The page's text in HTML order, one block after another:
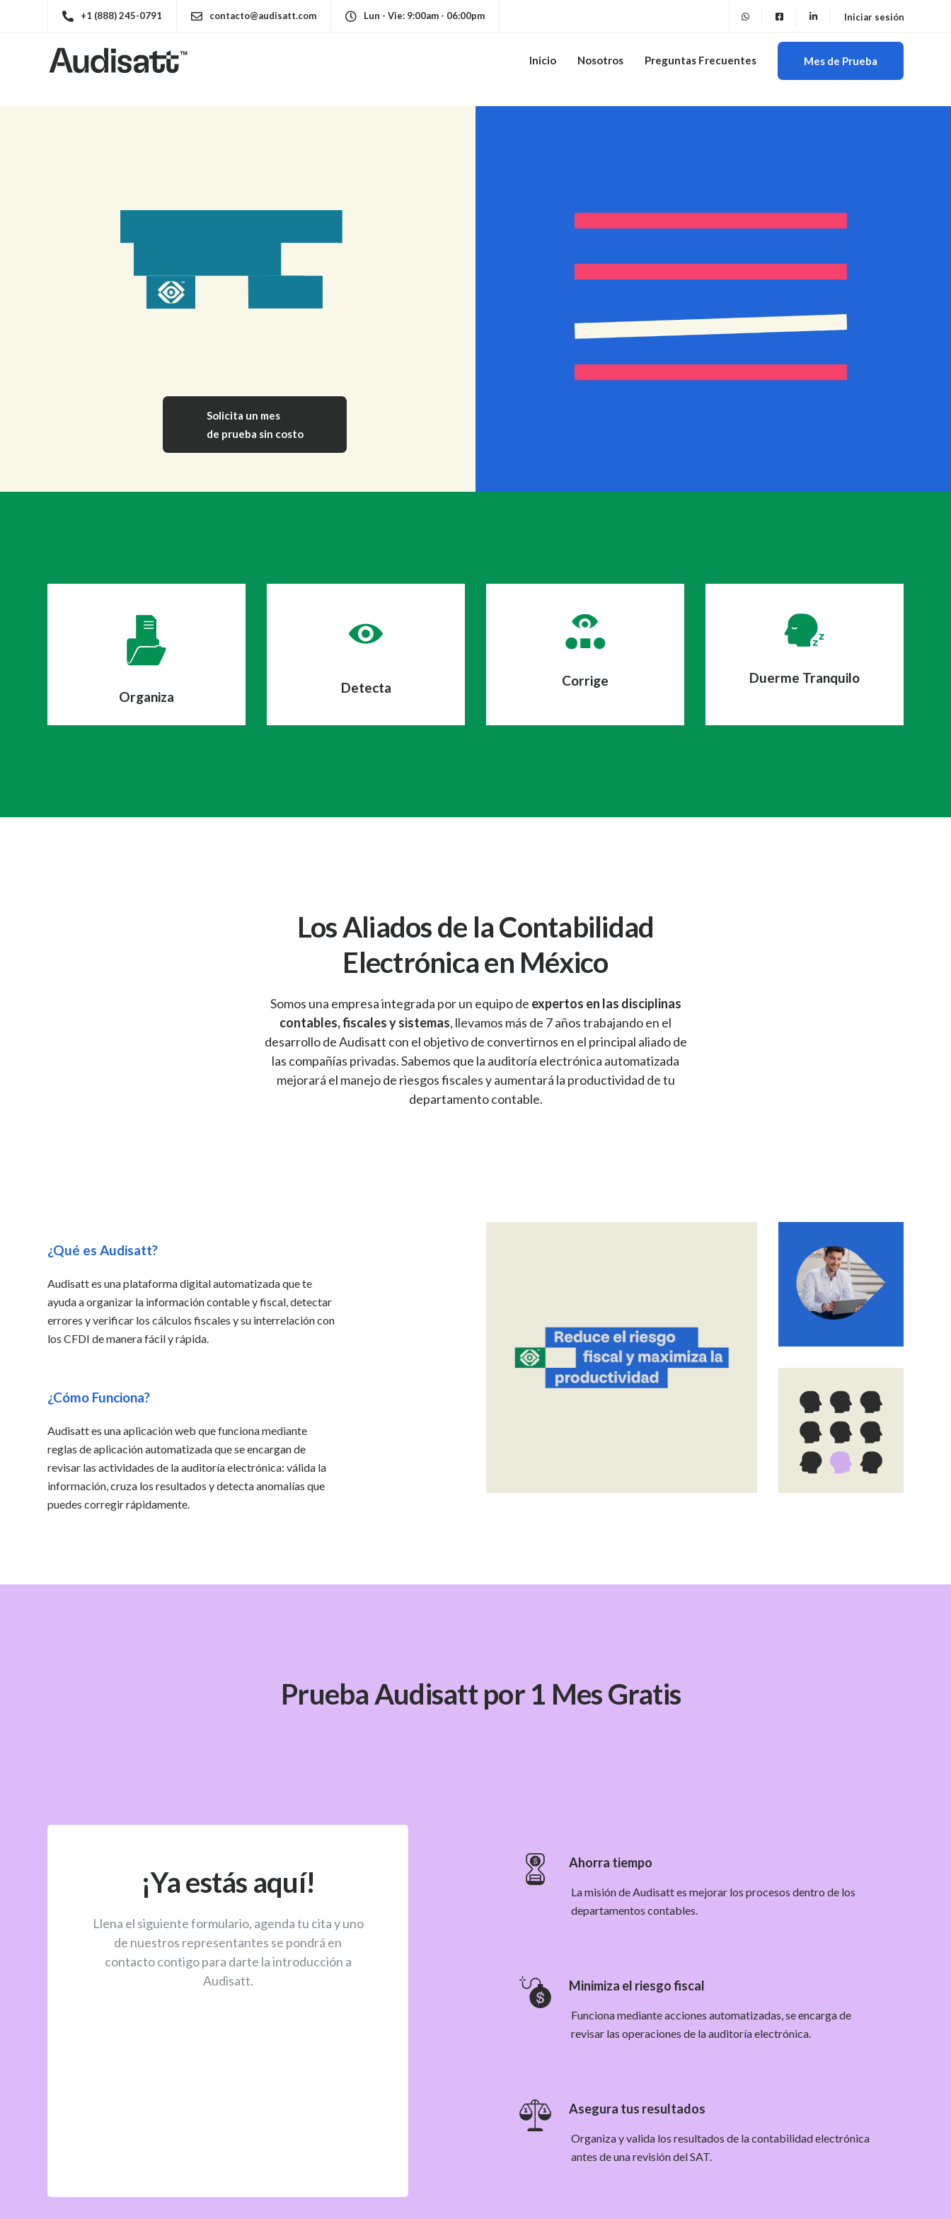
+1 (888) 245-0791 contacto@audisatt.com Lun - Vie: 9:00am - 06:00pm Iniciar sesión
Inicio Nosotros Preguntas Frecuentes Mes de Prueba
Solicita un mes
de prueba sin costo
Organiza
Detecta Corrige Duerme Tranquilo
Los Aliados de la Contabilidad
Electrónica en México
Somos una empresa integrada por un equipo de expertos en las disciplinas
contables, fiscales y sistemas, llevamos más de 7 años trabajando en el
desarrollo de Audisatt con el objetivo de convertirnos en el principal aliado de
las compañías privadas. Sabemos que la auditoría electrónica automatizada
mejorará el manejo de riesgos fiscales y aumentará la productividad de tu
departamento contable.
¿Qué es Audisatt?
Audisatt es una plataforma digital automatizada que te
ayuda a organizar la información contable y fiscal, detectar
errores y verificar los cálculos fiscales y su interrelación con
los CFDI de manera fácil y rápida.
¿Cómo Funciona?
Audisatt es una aplicación web que funciona mediante
reglas de aplicación automatizada que se encargan de
revisar las actividades de la auditoría electrónica: válida la
información, cruza los resultados y detecta anomalías que
puedes corregir rápidamente.
Prueba Audisatt por 1 Mes Gratis
¡Ya estás aquí!
Llena el siguiente formulario, agenda tu cita y uno
de nuestros representantes se pondrá en
contacto contigo para darte la introducción a
Audisatt.
Ahorra tiempo
La misión de Audisatt es mejorar los procesos dentro de los
departamentos contables.
Minimiza el riesgo fiscal
Funciona mediante acciones automatizadas, se encarga de
revisar las operaciones de la auditoría electrónica.
Asegura tus resultados
Organiza y valida los resultados de la contabilidad electrónica
antes de una revisión del SAT.